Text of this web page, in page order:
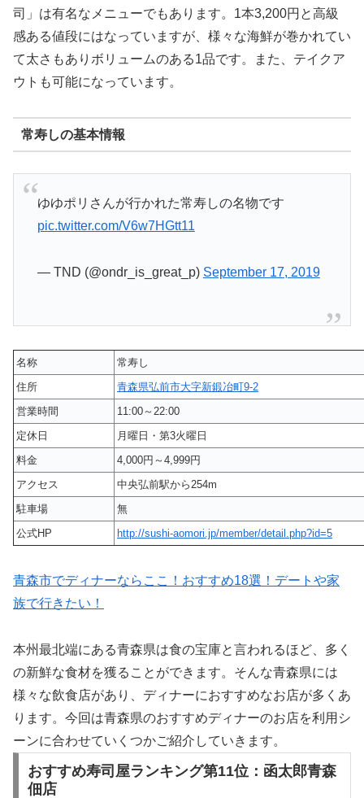
司」は有名なメニューでもあります。1本3,200円と高級
感ある値段にはなっていますが、様々な海鮮が巻かれてい
て太さもありボリュームのある1品です。また、テイクア
ウトも可能になっています。
常寿しの基本情報
ゆゆポリさんが行かれた常寿しの名物です
pic.twitter.com/V6w7HGtt11
— TND (@ondr_is_great_p) September 17, 2019
名称
常寿し
住所
青森県弘前市大字新鍛冶町9-2
営業時間
11:00～22:00
定休日
月曜日・第3火曜日
料金
4,000円～4,999円
アクセス
中央弘前駅から254m
駐車場
無
公式HP
http://sushi-aomori.jp/member/detail.php?id=5
青森市でディナーならここ！おすすめ18選！デートや家
族で行きたい！
本州最北端にある青森県は食の宝庫と言われるほど、多く
の新鮮な食材を獲ることができます。そんな青森県には
様々な飲食店があり、ディナーにおすすめなお店が多くあ
ります。今回は青森県のおすすめディナーのお店を利用シ
ーンに合わせていくつかご紹介していきます。
おすすめ寿司屋ランキング第11位：函太郎青森
佃店